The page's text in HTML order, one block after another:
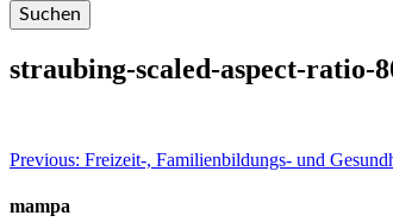
straubing-scaled-aspect-ratio-
Beitragsnavigation
Previous: Freizeit-, Familienbildungs- und
mampa